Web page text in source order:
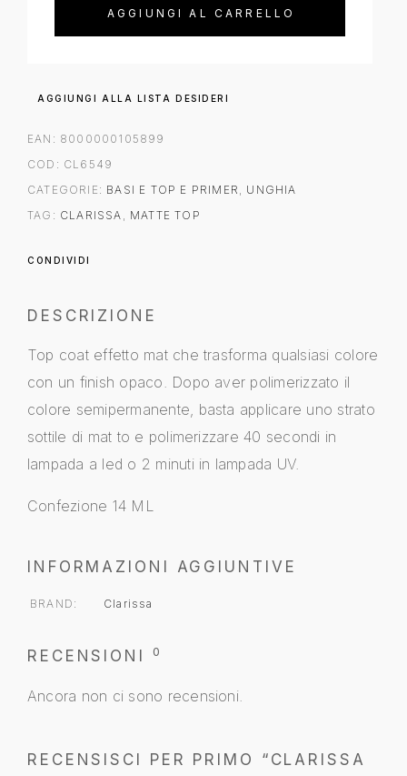
AGGIUNGI AL CARRELLO
AGGIUNGI ALLA LISTA DESIDERI
EAN: 8000000105899
COD: CL6549
CATEGORIE: BASI E TOP E PRIMER , UNGHIA
TAG: CLARISSA , MATTE TOP
CONDIVIDI
DESCRIZIONE
Top coat effetto mat che trasforma qualsiasi colore
con un finish opaco. Dopo aver polimerizzato il
colore semipermanente, basta applicare uno strato
sottile di mat to e polimerizzare 40 secondi in
lampada a led o 2 minuti in lampada UV.
Confezione 14 ML
INFORMAZIONI AGGIUNTIVE
BRAND Clarissa
RECENSIONI 0
Ancora non ci sono recensioni.
RECENSISCI PER PRIMO “CLARISSA